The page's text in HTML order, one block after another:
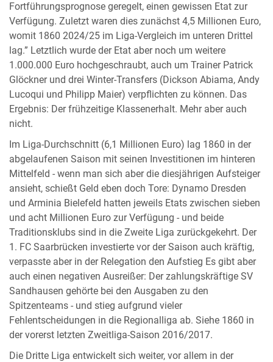
Fortführungsprognose geregelt, einen gewissen Etat zur
Verfügung. Zuletzt waren dies zunächst 4,5 Millionen Euro,
womit 1860 2024/25 im Liga-Vergleich im unteren Drittel
lag.” Letztlich wurde der Etat aber noch um weitere
1.000.000 Euro hochgeschraubt, auch um Trainer Patrick
Glöckner und drei Winter-Transfers (Dickson Abiama, Andy
Lucoqui und Philipp Maier) verpflichten zu können. Das
Ergebnis: Der frühzeitige Klassenerhalt. Mehr aber auch
nicht.
Im Liga-Durchschnitt (6,1 Millionen Euro) lag 1860 in der
abgelaufenen Saison mit seinen Investitionen im hinteren
Mittelfeld - wenn man sich aber die diesjährigen Aufsteiger
ansieht, schießt Geld eben doch Tore: Dynamo Dresden
und Arminia Bielefeld hatten jeweils Etats zwischen sieben
und acht Millionen Euro zur Verfügung - und beide
Traditionsklubs sind in die Zweite Liga zurückgekehrt. Der
1. FC Saarbrücken investierte vor der Saison auch kräftig,
verpasste aber in der Relegation den Aufstieg Es gibt aber
auch einen negativen Ausreißer: Der zahlungskräftige SV
Sandhausen gehörte bei den Ausgaben zu den
Spitzenteams - und stieg aufgrund vieler
Fehlentscheidungen in die Regionalliga ab. Siehe 1860 in
der vorerst letzten Zweitliga-Saison 2016/2017.
Die Dritte Liga entwickelt sich weiter, vor allem in der